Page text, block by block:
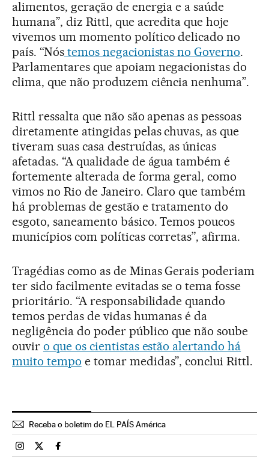
alimentos, geração de energia e a saúde
humana”, diz Rittl, que acredita que hoje
vivemos um momento político delicado no
país. “Nóstemos negacionistas no Governo.
Parlamentares que apoiam negacionistas do
clima, que não produzem ciência nenhuma”.
Rittl ressalta que não são apenas as pessoas
diretamente atingidas pelas chuvas, as que
tiveram suas casa destruídas, as únicas
afetadas. “A qualidade de água também é
fortemente alterada de forma geral, como
vimos no Rio de Janeiro. Claro que também
há problemas de gestão e tratamento do
esgoto, saneamento básico. Temos poucos
municípios com políticas corretas”, afirma.
Tragédias como as de Minas Gerais poderiam
ter sido facilmente evitadas se o tema fosse
prioritário. “A responsabilidade quando
temos perdas de vidas humanas é da
negligência do poder público que não soube
ouvir o que os cientistas estão alertando há
muito tempo e tomar medidas”, conclui Rittl.
Receba o boletim do EL PAÍS América
Brasil El País Brasil en Instagram
Brasil El País Brasil en Twitter
Brasil El País Brasil en Facebook